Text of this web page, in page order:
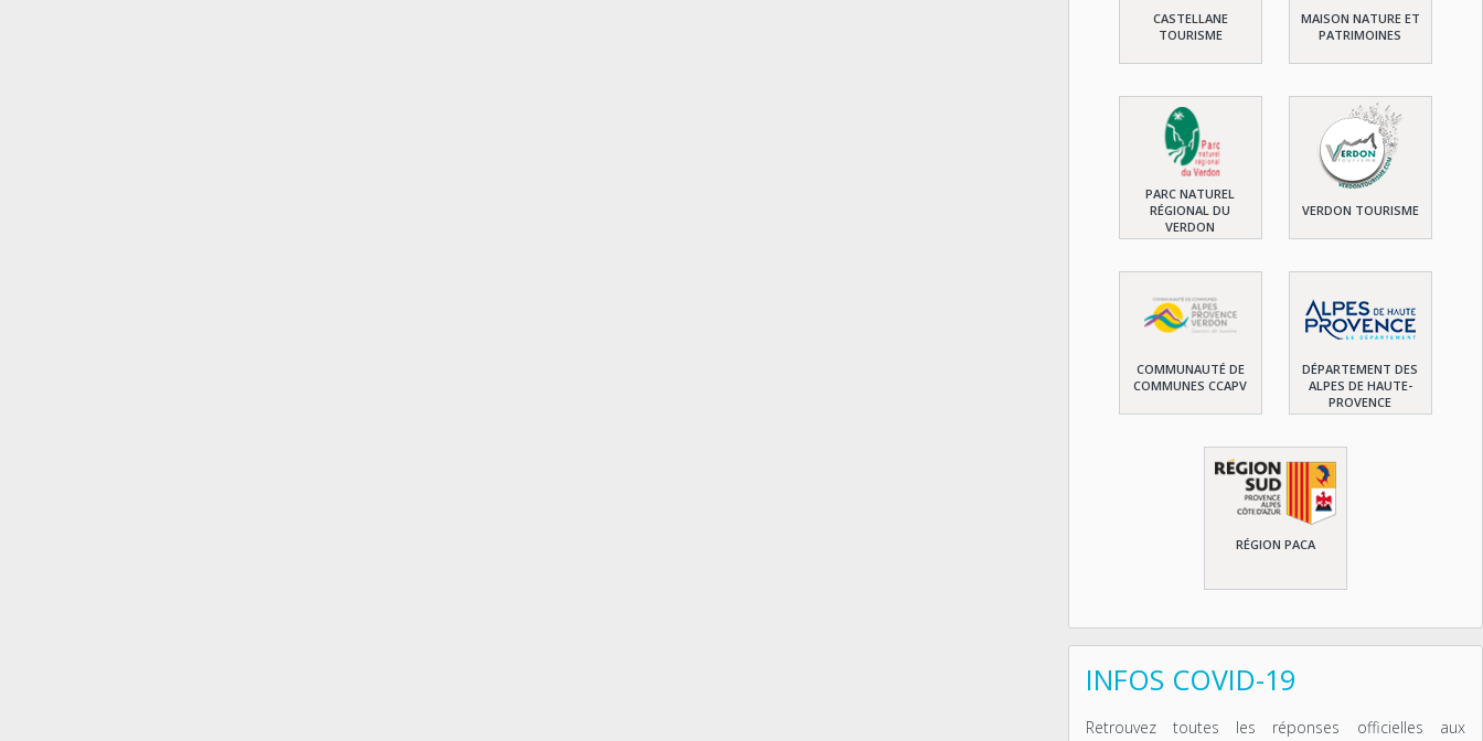
CASTELLANE
TOURISME
MAISON NATURE ET
PATRIMOINES
PARC NATUREL
RÉGIONAL DU
VERDON
VERDON TOURISME
COMMUNAUTÉ DE
COMMUNES CCAPV
DÉPARTEMENT DES
ALPES DE HAUTE-
PROVENCE
RÉGION PACA
INFOS COVID-19
Retrouvez toutes les réponses officielles aux